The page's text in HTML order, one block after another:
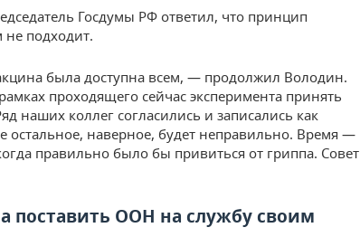
Госдумы РФ ответил, что принцип
не подходит.
была доступна всем, — продолжил Володин.
проходящего сейчас эксперимента принять
наших коллег согласились и записались как
остальное, наверное, будет неправильно. Время —
правильно было бы привиться от гриппа. Совет
поставить ООН на службу своим